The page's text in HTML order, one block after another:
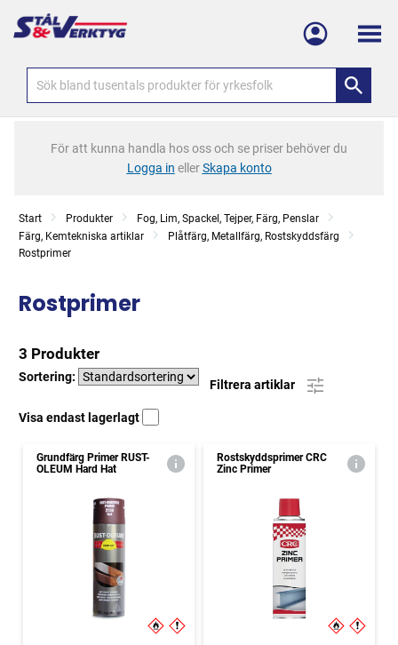
Meny
För att kunna handla hos oss och se priser behöver du
Logga in ellerSkapa konto
Start Produkter
Fog, Lim, Spackel, Tejper, Färg, Penslar
Färg, Kemtekniska artiklar
Plåtfärg, Metallfärg, Rostskyddsfärg
Rostprimer
Rostprimer
3 Produkter
Sortering:
Filtrera artiklar
Visa endast lagerlagt
Grundfärg Primer RUST-
OLEUM Hard Hat
Rostskyddsprimer CRC
Zinc Primer